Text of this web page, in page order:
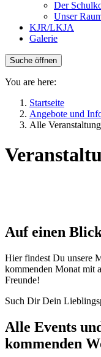
Der
Unser
KJR/LKJA
Galerie
Suche öffnen
You are here:
Startseite
Angebote und
Alle
Auf einen
Hier findest Du unsere
kommenden Monat mit
Freunde!
Such Dir Dein
Alle Events
kommenden